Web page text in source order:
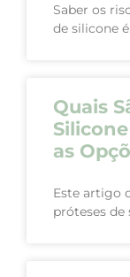
Saber os
de silicone é
Quais
as
Este artigo
próteses de